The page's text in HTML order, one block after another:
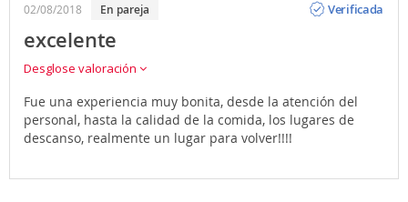
02/08/2018 en pareja
Verificada
excelente
Desglose valoración
Fue una experiencia muy bonita, desde la atención del
personal, hasta la calidad de la comida, los lugares de
descanso, realmente un lugar para volver!!!!